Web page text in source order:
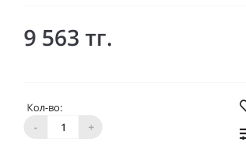
9 563 тг.
Кол-во:
-
+